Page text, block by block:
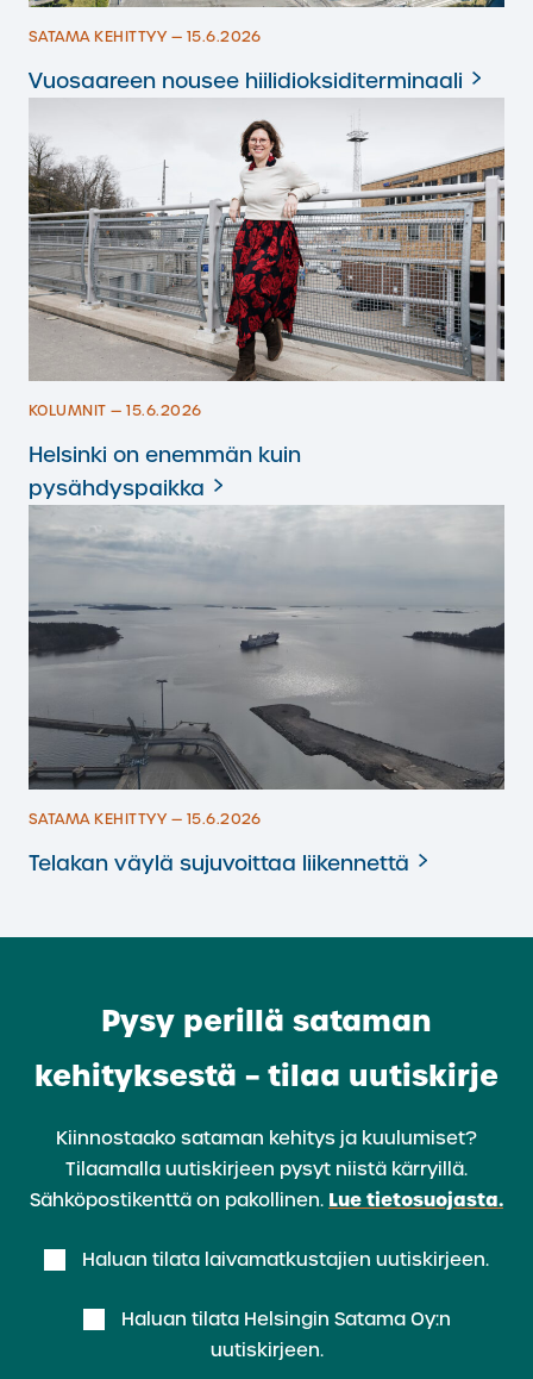
SATAMA KEHITTYY — 15.6.2026
Vuosaareen nousee hiilidioksiditerminaali
KOLUMNIT — 15.6.2026
Helsinki on enemmän kuin
pysähdyspaikka
SATAMA KEHITTYY — 15.6.2026
Telakan väylä sujuvoittaa liikennettä
Pysy perillä sataman
kehityksestä – tilaa uutiskirje
Kiinnostaako sataman kehitys ja kuulumiset?
Tilaamalla uutiskirjeen pysyt niistä kärryillä.
Sähköpostikenttä on pakollinen. Lue tietosuojasta.
Haluan tilata laivamatkustajien uutiskirjeen.
Haluan tilata Helsingin Satama Oy:n
uutiskirjeen.